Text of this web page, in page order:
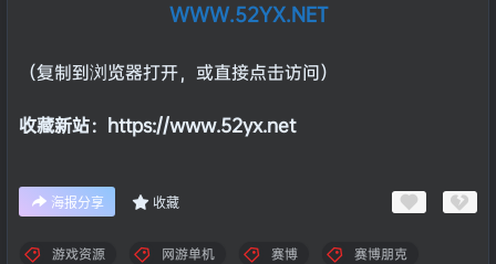
WWW.52YX.NET
（复制到浏览器打开，或直接点击访问）
收藏新站：https://www.52yx.net
海报分享 收藏
游戏资源 网游单机 赛博 赛博朋克